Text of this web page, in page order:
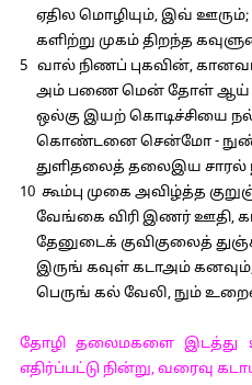
ஏதில மொழியும், இவ்
களிற்று முகம் திறந்த
5 வால் நிணப் புகவின்,
அம் பணை மென் தோள் ஆய்
ஒல்கு இயற் கொடிச்சியை
கொண்டனை சென்மோ - நுண்
துளிதலைத் தலைஇய சாரல்
10 கூம்பு முகை அவிழ்த்த
வேங்கை விரி இணர் ஊதி,
தேனுடைக் குவிகுலைத்
இருங் கவுள் கடாஅம்
பெருங் கல் வேலி, நும்
தோழி தலைமகளை இடத்து
எதிர்ப்பட்டு நின்று, வரைவு